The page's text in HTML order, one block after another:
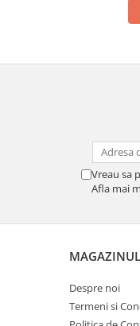
Vreau sa
Afla mai
Despre noi
Termeni si